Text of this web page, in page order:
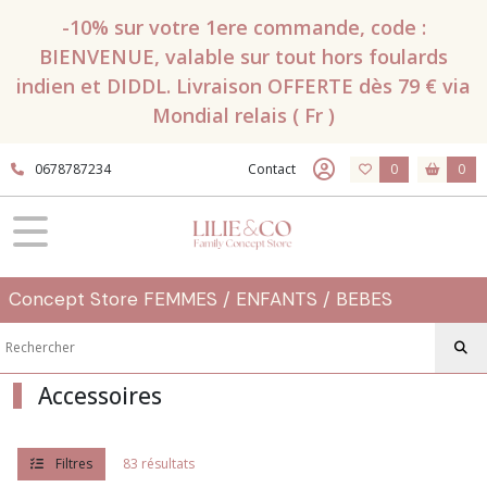
-10% sur votre 1ere commande, code :
BIENVENUE, valable sur tout hors foulards
indien et DIDDL. Livraison OFFERTE dès 79 € via
Mondial relais ( Fr )
0678787234 Contact 0 0
Concept Store FEMMES / ENFANTS / BEBES
Accessoires
Filtres 83 résultats
FILTRES
produits
Accessoires
ECHARPES
(26)
CASQUETTES
et
BONNETS
Sacs
&